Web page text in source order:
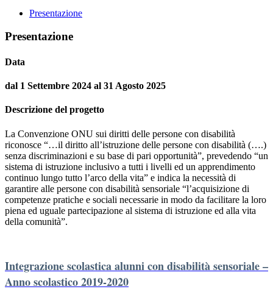
Presentazione
Presentazione
Data
dal 1 Settembre 2024 al 31 Agosto 2025
Descrizione del progetto
La Convenzione ONU sui diritti delle persone con disabilità
riconosce “…il diritto all’istruzione delle persone con disabilità (….)
senza discriminazioni e su base di pari opportunità”, prevedendo “un
sistema di istruzione inclusivo a tutti i livelli ed un apprendimento
continuo lungo tutto l’arco della vita” e indica la necessità di
garantire alle persone con disabilità sensoriale “l’acquisizione di
competenze pratiche e sociali necessarie in modo da facilitare la loro
piena ed uguale partecipazione al sistema di istruzione ed alla vita
della comunità”.
Integrazione scolastica alunni con disabilità sensoriale –
Anno scolastico 2019-2020